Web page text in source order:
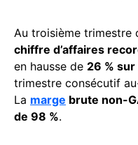
Au troisième trimestre
chiffre d’affaires
en hausse de 26 % sur
trimestre consécutif
La marge brute non-
de 98 %.